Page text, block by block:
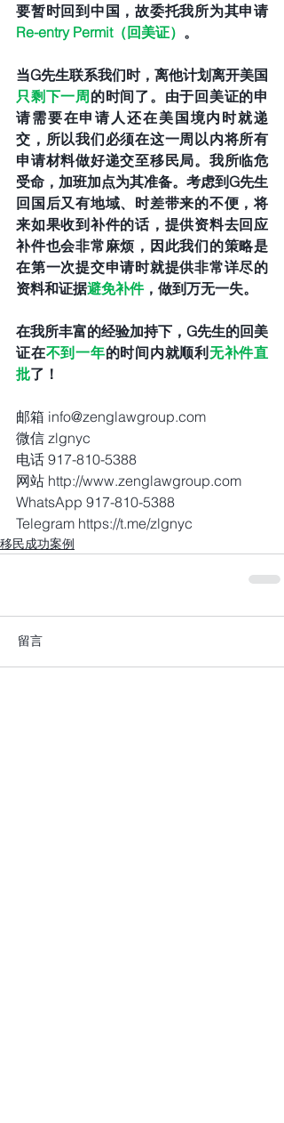
要暂时回到中国，故委托我所为其申请
Re-entry Permit（回美证） 。
当G先生联系我们时，离他计划离开美国
只剩下一周 的时间了。由于回美证的申
请需要在申请人还在美国境内时就递
交，所以我们必须在这一周以内将所有
申请材料做好递交至移民局。我所临危
受命，加班加点为其准备。考虑到G先生
回国后又有地域、时差带来的不便，将
来如果收到补件的话，提供资料去回应
补件也会非常麻烦，因此我们的策略是
在第一次提交申请时就提供非常详尽的
资料和证据避免补件，做到万无一失。
在我所丰富的经验加持下，G先生的回美
证在不到一年的时间内就顺利 无补件直
批了！
邮箱 info@zenglawgroup.com
微信 zlgnyc
电话 917-810-5388
网站 http://www.zenglawgroup.com
WhatsApp 917-810-5388
Telegram https://t.me/zlgnyc
移民成功案例
留言